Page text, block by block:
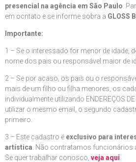
presencial na agência em São Paulo .
em ocntato e se informe sobra a GLOSS
Importante:
1 – Se o interessado for menor de idade,
nome dos pais ou responsável maior de
2 – Se por acaso, os pais ou o
mais de um filho ou filha menores, os
individualmente utilizando ENDEREÇOS DE
utilizar o mesmo email, o segundo
primeiro.
3 – Este cadastro é exclusivo para
artística . Não contratamos funcionários
Se quer trabalhar conosco, veja aqui